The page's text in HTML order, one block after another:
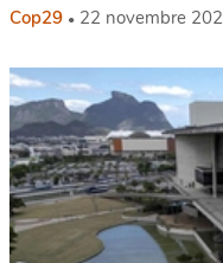
Cop29 22 novembre